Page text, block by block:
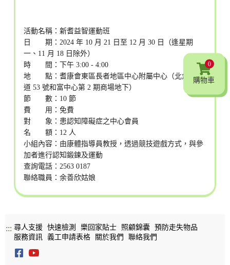
活動名稱：新耆益智運動班
日 期：2024 年 10 月 21 日至 12 月 30 日（逢星期
一、11 月 18 日除外）
時 間：下午 3:00 - 4:00
地 點：耆康會東區長者地區中心附屬中心（北角和富
道 53 號和富中心第 2 期商場地下）
節 數：10 節
費 用：免費
對 象：患認知障礙症之中心會員
名 額：12 人
小組內容：由康體指導員教授，透過競技遊戲方式，與參
加者進行認知鍛鍊及運動
查詢電話：2563 0187
聯絡職員：余善欣姑娘
0
購物車
::: 尋人支援 快速檢測 樂回家貼士 照顧錦囊
預防走失物品
服務資訊
義工申請表格 關於我們 聯絡我們